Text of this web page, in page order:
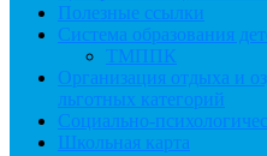
Полезные ссылки
Система образования
ТМППК
Организация отдыха и
льготных категорий
Социально-
Школьная карта